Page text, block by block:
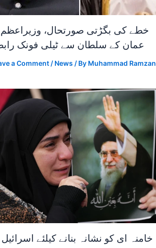
خطے کی بگڑتی صورتحال، وزیراعظم
عمان کے سلطان سے ٹیلی فونک
a Comment / News / By Muhammad Ramzan
خامنہ ای کو نشانہ بنانے کیلئے